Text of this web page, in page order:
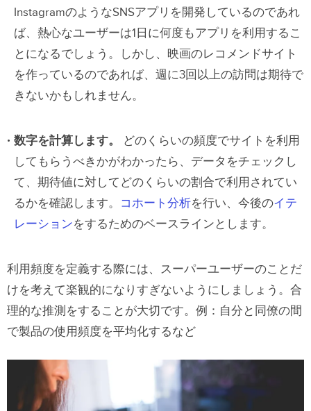
InstagramのようなSNSアプリを開発しているのであれ
ば、熱心なユーザーは1日に何度もアプリを利用するこ
とになるでしょう。しかし、映画のレコメンドサイト
を作っているのであれば、週に3回以上の訪問は期待で
きないかもしれません。
数字を計算します。
どのくらいの頻度でサイトを利用
してもらうべきかがわかったら、データをチェックし
て、期待値に対してどのくらいの割合で利用されてい
るかを確認します。 コホート分析を行い、今後のイテ
レーションをするためのベースラインとします。
利用頻度を定義する際には、スーパーユーザーのことだ
けを考えて楽観的になりすぎないようにしましょう。合
理的な推測をすることが大切です。例：自分と同僚の間
で製品の使用頻度を平均化するなど